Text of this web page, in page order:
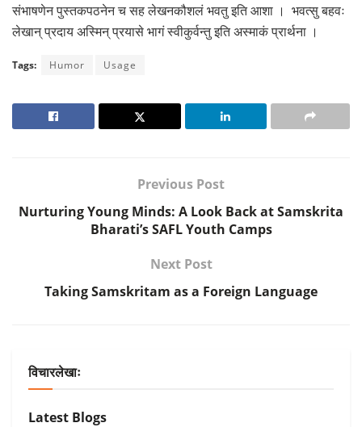
संभाषणेन पुस्तकपठनेन च सह लेखनकौशलं भवतु इति आशा । भवत्सु बहवः
लेखान् प्रदाय अस्मिन् प्रयासे भागं स्वीकुर्वन्तु इति अस्माकं प्रार्थना ।
Tags: Humor Usage
Previous Post
Nurturing Young Minds: A Look Back at Samskrita
Bharati’s SAFL Youth Camps
Next Post
Taking Samskritam as a Foreign Language
विचारलेखाः
Latest Blogs